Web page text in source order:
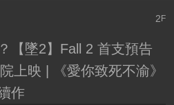
2 F
【墜2】Fall 2 首支預告
上映 | 《愛你致死不渝》
作